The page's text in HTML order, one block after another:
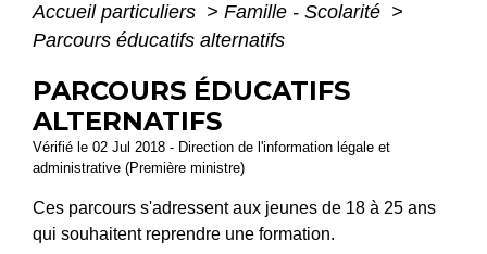
Accueil particuliers > Famille - Scolarité >
Parcours éducatifs alternatifs
PARCOURS ÉDUCATIFS
ALTERNATIFS
Vérifié le 02 Jul 2018 - Direction de l'information légale et
administrative (Première ministre)
Ces parcours s'adressent aux jeunes de 18 à 25 ans
qui souhaitent reprendre une formation.